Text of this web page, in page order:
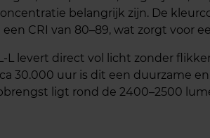
belangrijk zijn. De
CRI van 80–89, wat zorgt voor
levert direct vol licht zonder
30.000 uur is dit een duurzame
ligt rond de 2400–2500